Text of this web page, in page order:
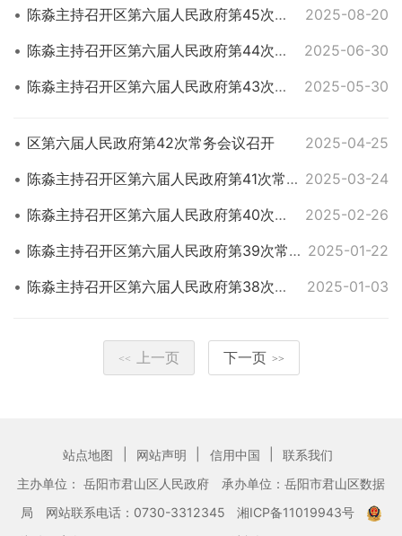
陈淼主持召开区第六届人民政府第45次常务会议
2025-08-20
陈淼主持召开区第六届人民政府第44次常务会议
2025-06-30
陈淼主持召开区第六届人民政府第43次常务会议
2025-05-30
区第六届人民政府第42次常务会议召开
2025-04-25
陈淼主持召开区第六届人民政府第41次常务会议 2025-03-24
陈淼主持召开区第六届人民政府第40次常务会议
2025-02-26
陈淼主持召开区第六届人民政府第39次常务会议 2025-01-22
陈淼主持召开区第六届人民政府第38次常务会议
2025-01-03
<< 上一页 下一页 >>
站点地图 网站声明 信用中国
联系我们
主办单位： 岳阳市君山区人民政府
承办单位：岳阳市君山区数据
局
网站联系电话：0730-3312345
湘ICP备11019943号